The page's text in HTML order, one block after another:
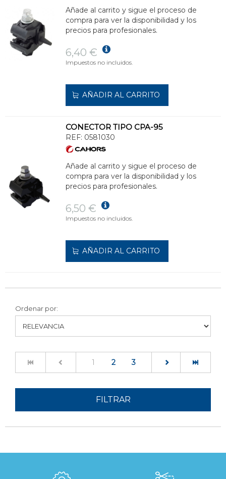
Añade al carrito y sigue el proceso de
compra para ver la disponibilidad y los
precios para profesionales.
6,40 €
Impuestos no incluidos.
AÑADIR AL CARRITO
CONECTOR TIPO CPA-95
REF: 0581030
Añade al carrito y sigue el proceso de
compra para ver la disponibilidad y los
precios para profesionales.
6,50 €
Impuestos no incluidos.
AÑADIR AL CARRITO
Ordenar por:
1 (current)
2 3
FILTRAR